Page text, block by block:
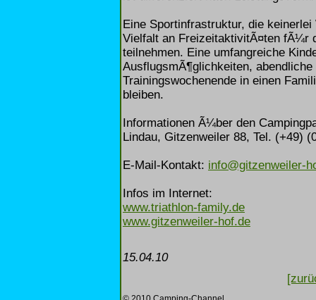
Eine Sportinfrastruktur, die
Vielfalt an FreizeitaktivitÃ¤ten fÃ¼r
teilnehmen. Eine umfangreiche
AusflugsmÃ¶glichkeiten,
Trainingswochenende in einen
bleiben.
Informationen Ã¼ber den
Lindau, Gitzenweiler 88, Tel. (+49)
E-Mail-Kontakt: info@gitzenweiler-
Infos im Internet:
www.triathlon-family.de
www.gitzenweiler-hof.de
15.04.10